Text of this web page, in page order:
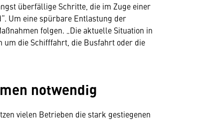
überfällige Schritte, die im Zuge einer
Um eine spürbare Entlastung der
folgen. „Die aktuelle Situation in
um die Schifffahrt, die Busfahrt oder die
notwendig
vielen Betrieben die stark gestiegenen